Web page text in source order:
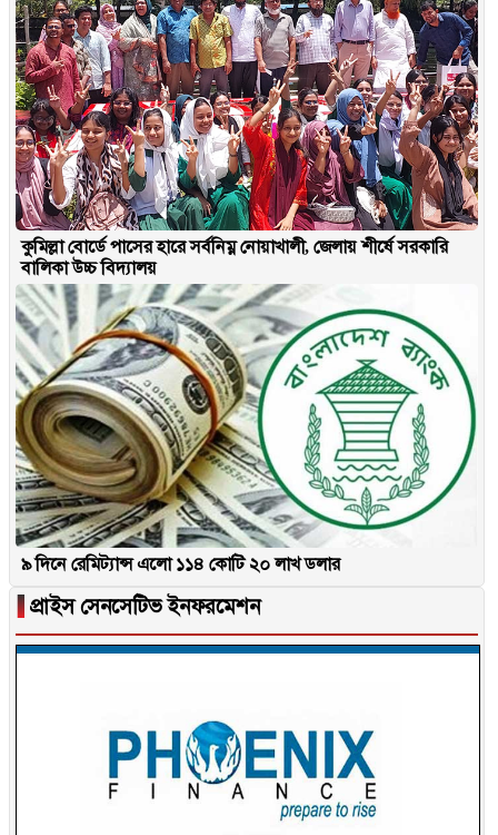
কুমিল্লা বোর্ডে পাসের হারে সর্বনিম্ন নোয়াখালী, জেলায় শীর্ষে সরকারি
বালিকা উচ্চ বিদ্যালয়
৯ দিনে রেমিট্যান্স এলো ১১৪ কোটি ২০ লাখ ডলার
▐ প্রাইস সেনসেটিভ ইনফরমেশন